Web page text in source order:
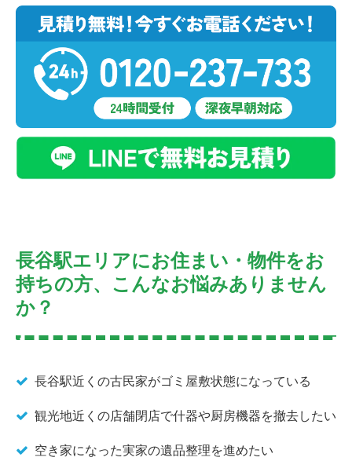
長谷駅エリアにお住まい・物件をお
持ちの方、こんなお悩みありません
か？
長谷駅近くの古民家がゴミ屋敷状態になっている
観光地近くの店舗閉店で什器や厨房機器を撤去したい
空き家になった実家の遺品整理を進めたい